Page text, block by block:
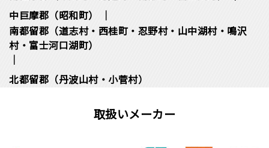
中巨摩郡（昭和町）
南都留郡（道志村・西桂町・忍野村・山中湖村・鳴沢
村・富士河口湖町）
北都留郡（丹波山村・小菅村）
取扱いメーカー